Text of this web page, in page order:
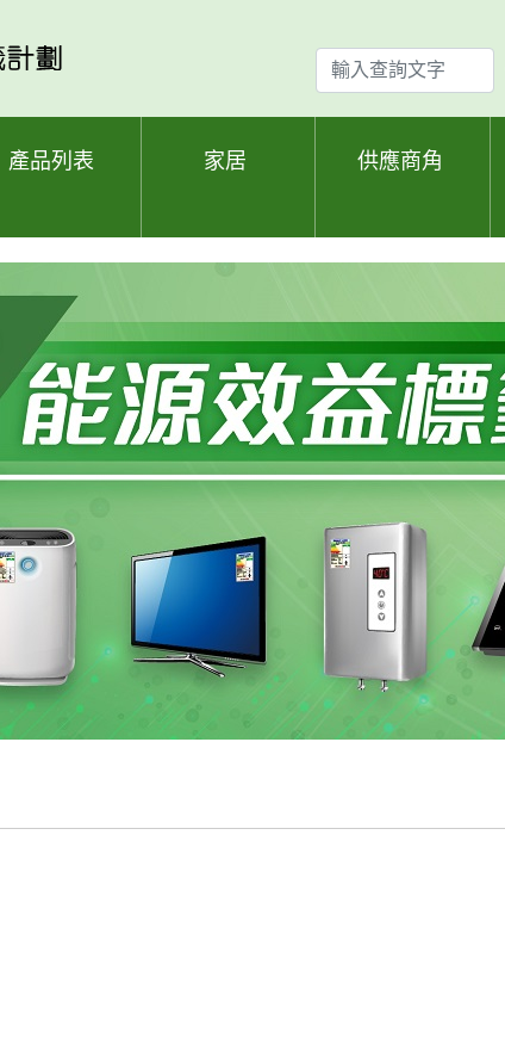
輸
入
查
產品列表 家居 供應商角